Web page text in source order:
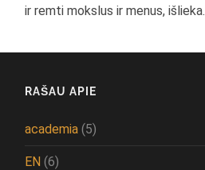
ir remti mokslus ir menus, išlieka.
RAŠAU APIE
academia (5)
EN (6)